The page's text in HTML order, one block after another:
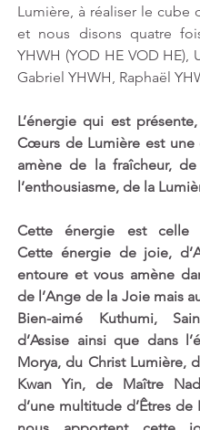
Lumière, à réaliser le cube
et nous disons quatre
YHWH (YOD HE VOD HE),
Gabriel YHWH, Raphaël
L’énergie qui est
Cœurs de Lumière est une
amène de la fraîcheur,
l’enthousiasme, de la
Cette énergie est celle
Cette énergie de joie,
entoure et vous amène
de l’Ange de la Joie mais
Bien-aimé Kuthumi,
d’Assise ainsi que dans
Morya, du Christ Lumière,
Kwan Yin, de Maître
d’une multitude d’Êtres